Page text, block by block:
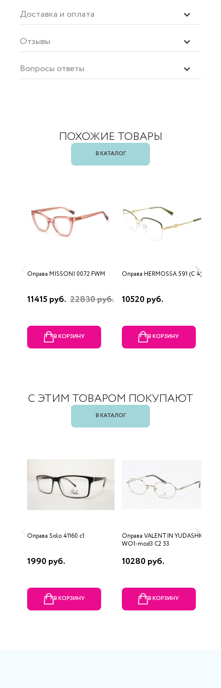
Доставка и оплата
Отзывы
Вопросы ответы
ПОХОЖИЕ ТОВАРЫ
В КАТАЛОГ
Оправа MISSONI 0072 FWM
11415 руб. 22830 руб.
В КОРЗИНУ
Оправа HERMOSSA 591 (C 4)
10520 руб.
В КОРЗИНУ
С ЭТИМ ТОВАРОМ ПОКУПАЮТ
В КАТАЛОГ
Оправа Solo 41160 c1
1990 руб.
В КОРЗИНУ
Оправа VALENTIN YUDASHKIN
WO1-mod3 C2 53
10280 руб.
В КОРЗИНУ